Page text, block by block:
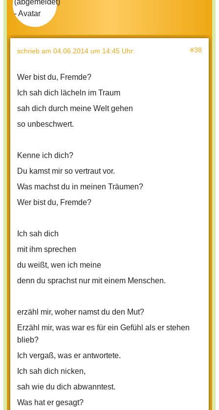
schrieb am 04.06.2014 um 14:45 Uhr: #38
Wer bist du, Fremde?
Ich sah dich lächeln im Traum
sah dich durch meine Welt gehen
so unbeschwert.
Kenne ich dich?
Du kamst mir so vertraut vor.
Was machst du in meinen Träumen?
Wer bist du, Fremde?
Ich sah dich
mit ihm sprechen
du weißt, wen ich meine
denn du sprachst nur mit einem Menschen.
erzähl mir, woher namst du den Mut?
Erzähl mir, was war es für ein Gefühl als er stehen
blieb?
Ich vergaß, was er antwortete.
Ich sah dich nicken,
sah wie du dich abwanntest.
Was hat er gesagt?